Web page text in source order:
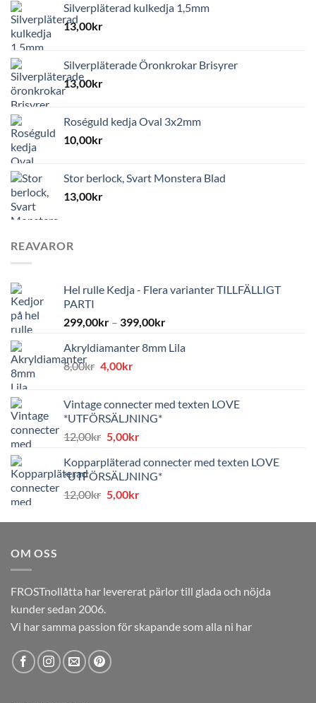
Silverpläterad kulkedja 1,5mm
13,00kr
Silverpläterade Öronkrokar Brisyrer
13,00kr
Roséguld kedja Oval 3x2mm
10,00kr
Stor berlock, Svart Monstera Blad
13,00kr
REAVAROR
Hel rulle Kedja - Flera varianter TILLFÄLLIGT
PARTI
299,00kr – 399,00kr
Akryldiamanter 8mm Lila
8,00kr Det
var:
8,00kr.
4,00krDet
är:
4,00kr.
Vintage connecter med texten LOVE
*UTFÖRSÄLJNING*
12,00kr Det
priset
var:
12,00kr.
5,00krDet
priset
är:
5,00kr.
Kopparpläterad connecter med texten LOVE
*UTFÖRSÄLJNING*
12,00kr Det
priset
5,00krDet
priset
OM OSS
FROSTnollåtta har levererat pärlor till glada och nöjda
kunder sedan 2006.
Vi har samma passion för skapande som alla ni har